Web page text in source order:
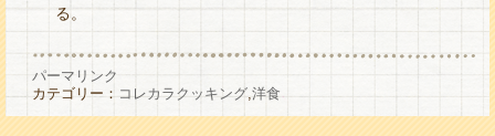
る。
パーマリンク
カテゴリー： コレカラクッキング,洋食